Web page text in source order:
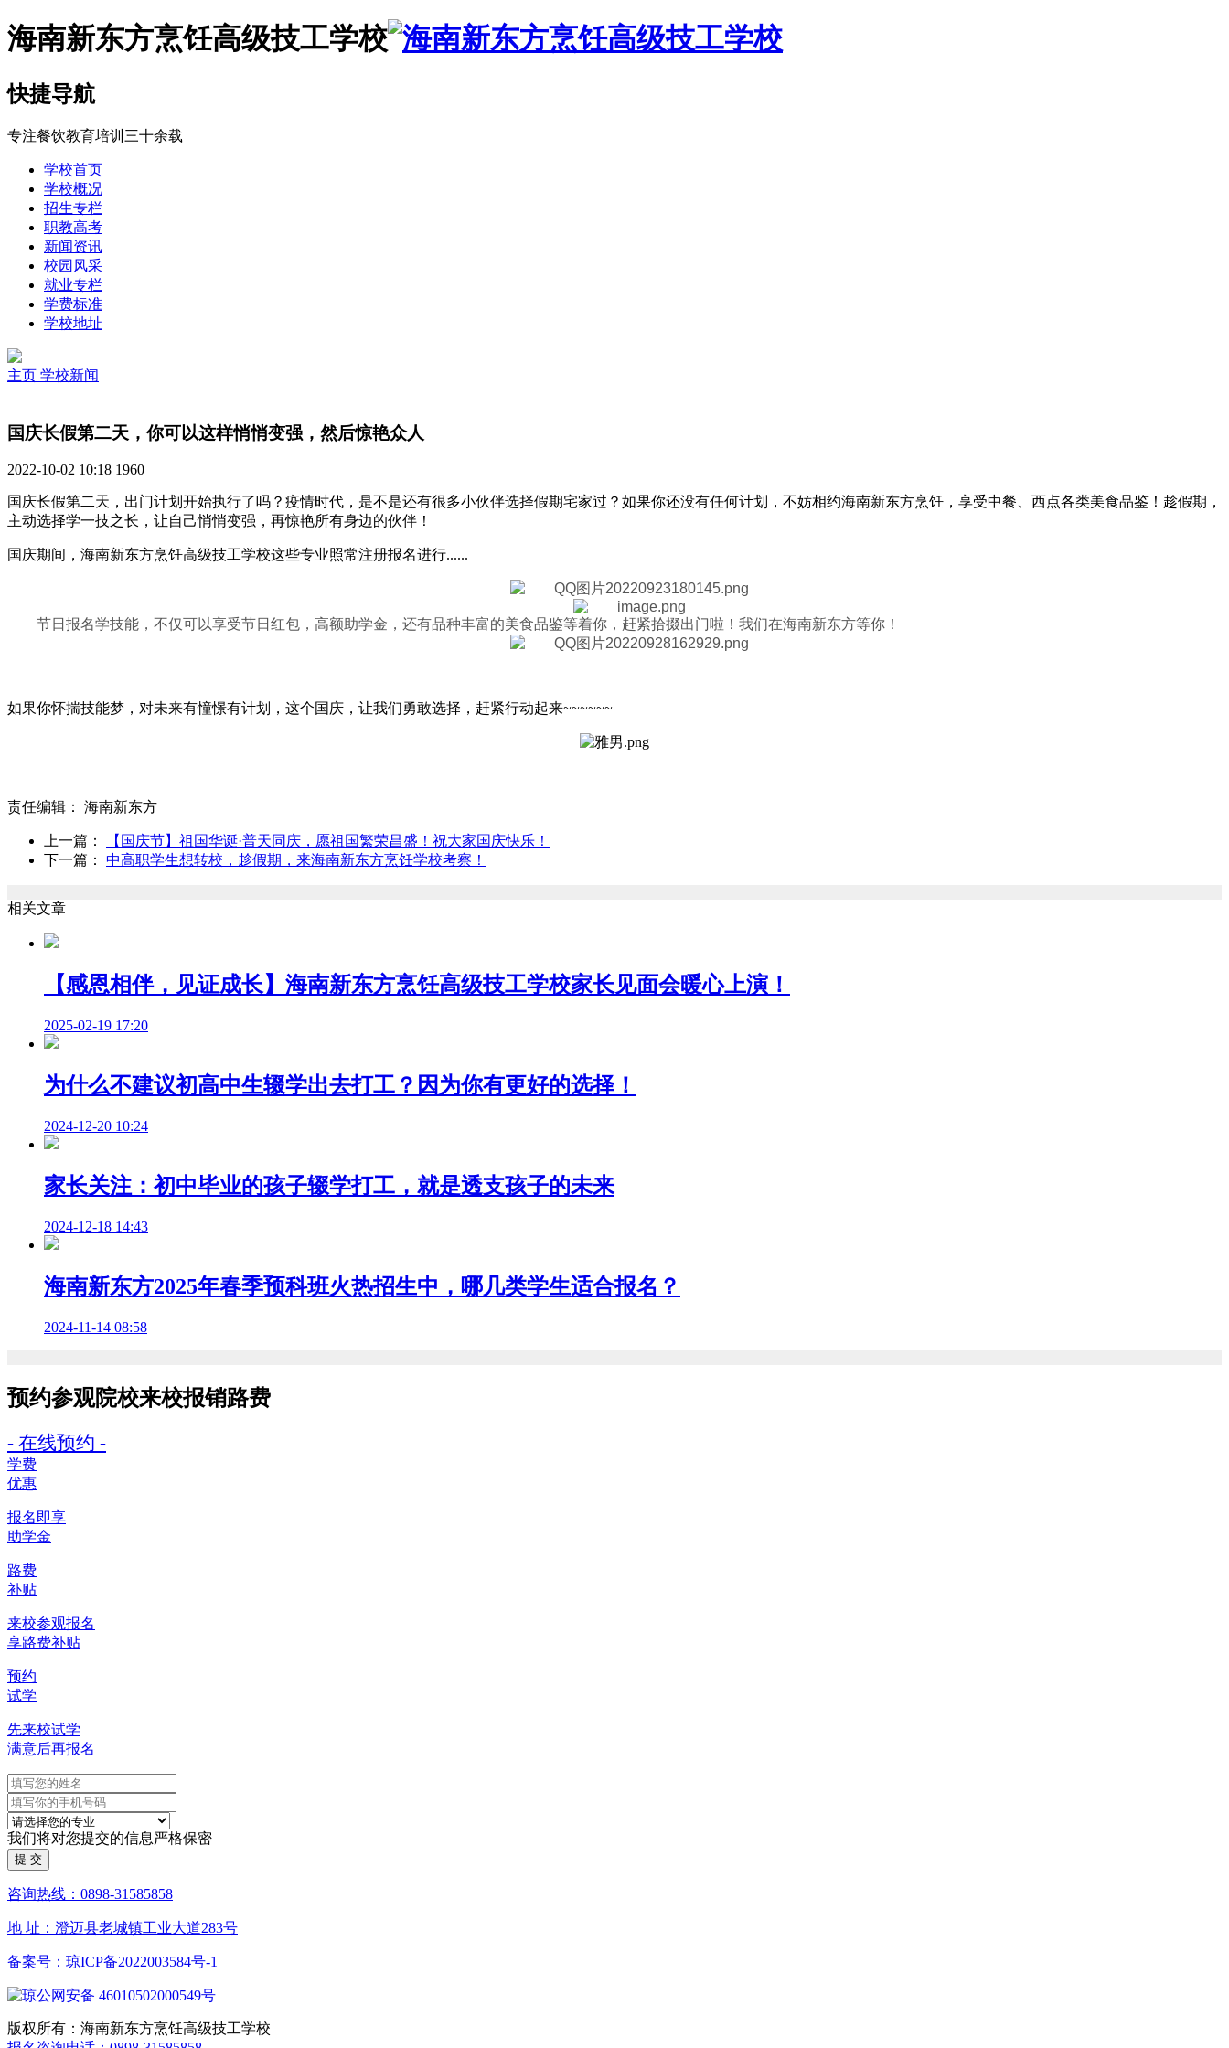
海南新东方烹饪高级技工学校
快捷导航
专注餐饮教育培训三十余载
学校首页
学校概况
招生专栏
职教高考
新闻资讯
校园风采
就业专栏
学费标准
学校地址
主页 学校新闻
国庆长假第二天，你可以这样悄悄变强，然后惊艳众人
2022-10-02 10:18 1960
国庆长假第二天，出门计划开始执行了吗？疫情时代，是不是还有很多小伙伴选择假期宅家过？如果你还没有任何计划，不妨相约海南新东方烹饪，享受中餐、西点各类美食品鉴！趁假期，
主动选择学一技之长，让自己悄悄变强，再惊艳所有身边的伙伴！
国庆期间，海南新东方烹饪高级技工学校这些专业照常注册报名进行......
节日报名学技能，不仅可以享受节日红包，高额助学金，还有品种丰富的美食品鉴等着你，赶紧拾掇出门啦！我们在海南新东方等你！
如果你怀揣技能梦，对未来有憧憬有计划，这个国庆，让我们勇敢选择，赶紧行动起来~~~~~~
责任编辑： 海南新东方
上一篇：
【国庆节】祖国华诞·普天同庆，愿祖国繁荣昌盛！祝大家国庆快乐！
下一篇： 中高职学生想转校，趁假期，来海南新东方烹饪学校考察！
相关文章
【感恩相伴，见证成长】海南新东方烹饪高级技工学校家长见面会暖心上演！
2025-02-19 17:20
为什么不建议初高中生辍学出去打工？因为你有更好的选择！
2024-12-20 10:24
家长关注：初中毕业的孩子辍学打工，就是透支孩子的未来
2024-12-18 14:43
海南新东方2025年春季预科班火热招生中，哪几类学生适合报名？
2024-11-14 08:58
预约参观院校来校报销路费
- 在线预约 -
学费
优惠
报名即享
助学金
路费
补贴
来校参观报名
享路费补贴
预约
试学
先来校试学
满意后再报名
我们将对您提交的信息严格保密
咨询热线：0898-31585858
地 址：澄迈县老城镇工业大道283号
备案号：琼ICP备2022003584号-1
琼公网安备 46010502000549号
版权所有：海南新东方烹饪高级技工学校